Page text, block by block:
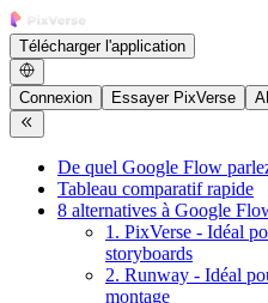
Télécharger l'application
Connexion Essayer PixVerse
De quel Google Flow
Tableau comparatif rapide
8 alternatives à Google
1. PixVerse - Idéal
storyboards
2. Runway - Idéal
montage